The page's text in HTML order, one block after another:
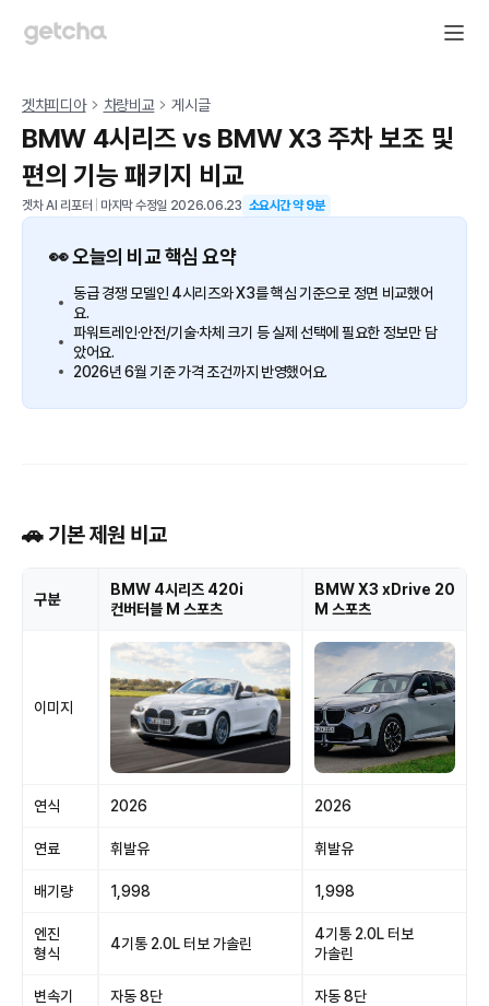
겟차피디아 차량비교 게시글
BMW 4시리즈 vs BMW X3 주차 보조 및
편의 기능 패키지 비교
겟차 AI 리포터 마지막 수정일 2026.06.23 소요시간 약9분
👀 오늘의 비교 핵심 요약
동급 경쟁 모델인 4시리즈와 X3를 핵심 기준으로 정면 비교했어
요.
파워트레인·안전/기술·차체 크기 등 실제 선택에 필요한 정보만 담
았어요.
2026년 6월 기준 가격 조건까지 반영했어요.
🚗 기본 제원 비교
구분
BMW 4시리즈 420i
컨버터블 M 스포츠
BMW X3 xDrive 20
M 스포츠
이미지
연식 2026 2026
연료 휘발유 휘발유
배기량 1,998 1,998
엔진
형식
4기통 2.0L 터보 가솔린
4기통 2.0L 터보
가솔린
변속기 자동 8단 자동 8단